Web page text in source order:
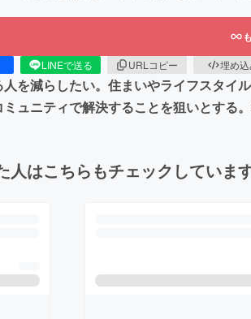
LINEで送る URLコピー 埋め
を減らしたい。住まいやライフスタイ
ュニティで解決することを狙いとする
人はこちらもチェックしていま